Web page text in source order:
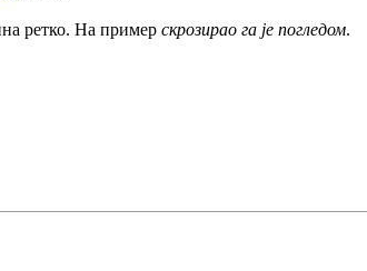
ретко. На пример скрозирао га је погледом.